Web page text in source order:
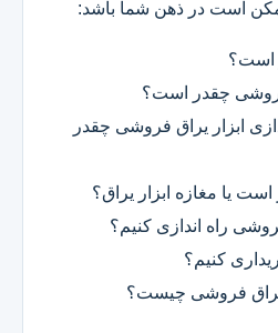
است در ذهن شما باشد:
ابزار یراق فروشی چقدر